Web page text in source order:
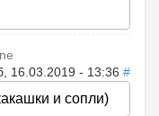
16.03.2019 - 13:36 #
и сопли)